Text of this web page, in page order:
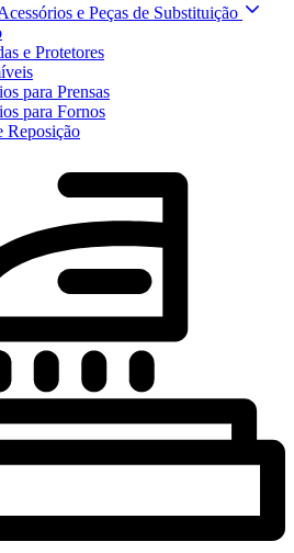
e Peças de Substituição
e Protetores
para Prensas
para Fornos
Reposição